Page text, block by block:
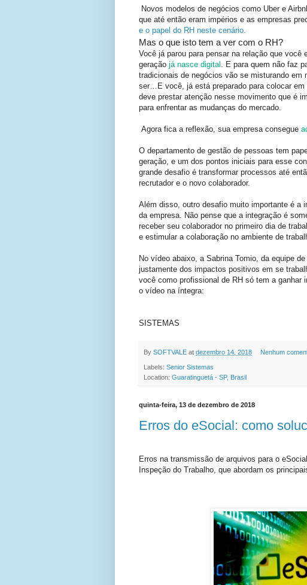
Novos modelos de negócios como Uber e
que até então eram impérios e as empresas
e o papel do RH neste cenário.
Mas o que isto tem a ver com o RH?
Você já parou para pensar na relação que
geração já nasce digital . E para quem não faz
tradicionais de negócios vão se misturando
ser…E você, já está preparado para colocar em
deve prestar atenção nesse movimento que é
para enfrentar as mudanças do mercado.
Agora fica a reflexão, sua empresa consegue
O departamento de gestão de pessoas tem
geração, e um dos pontos iniciais para esse
grande desafio é transformar processos até
recrutador e o novo colaborador.
Além disso, outro desafio muito importante é a
da empresa. Não pense que a integração é
receber seu colaborador no primeiro dia de
e estimular a colaboração no ambiente de
No vídeo abaixo, a Sabrina Tomio, da equipe
justamente dos impactos positivos em se
você como profissional de RH só tem a ganhar
o vídeo na íntegra:
FONTE:
SISTEMAS
By SOFTVALE at dezembro 14, 2018 Nenhum
Labels: Senior Sistemas
Location: Guaratinguetá - SP, Brasil
quinta-feira, 13 de dezembro de 2018
Erros do eSocial: como
Erros na transmissão de arquivos para o
Inspeção do Trabalho, que abordam os